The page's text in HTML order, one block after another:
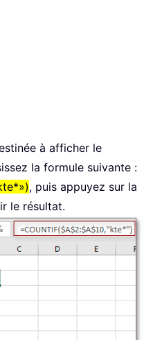
à afficher le
la formule suivante :
, puis appuyez sur la
le résultat.